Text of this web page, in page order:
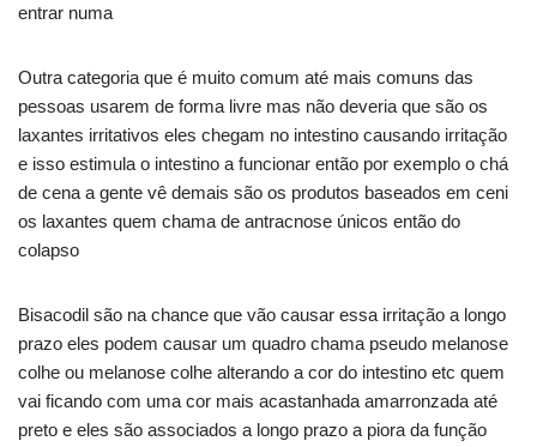
entrar numa
Outra categoria que é muito comum até mais comuns das
pessoas usarem de forma livre mas não deveria que são os
laxantes irritativos eles chegam no intestino causando irritação
e isso estimula o intestino a funcionar então por exemplo o chá
de cena a gente vê demais são os produtos baseados em ceni
os laxantes quem chama de antracnose únicos então do
colapso
Bisacodil são na chance que vão causar essa irritação a longo
prazo eles podem causar um quadro chama pseudo melanose
colhe ou melanose colhe alterando a cor do intestino etc quem
vai ficando com uma cor mais acastanhada amarronzada até
preto e eles são associados a longo prazo a piora da função